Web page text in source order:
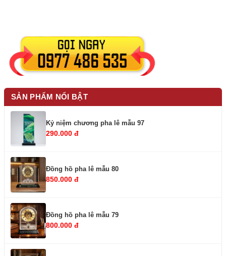
SẢN PHẨM NỔI BẬT
Kỷ niệm chương pha lê mẫu 97
290.000 đ
Đồng hồ pha lê mẫu 80
850.000 đ
Đồng hồ pha lê mẫu 79
800.000 đ